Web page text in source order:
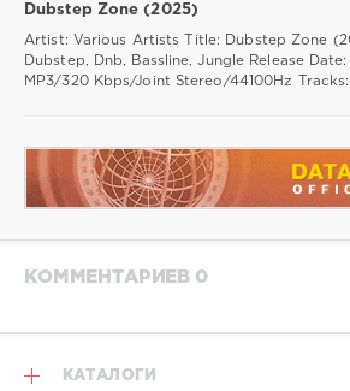
Dubstep Zone (2025)
Artist: Various Artists Title: Dubstep Zone
Dubstep, Dnb, Bassline, Jungle Release
MP3/320 Kbps/Joint Stereo/44100Hz Tracks:
КОММЕНТАРИЕВ 0
КАТАЛОГИ